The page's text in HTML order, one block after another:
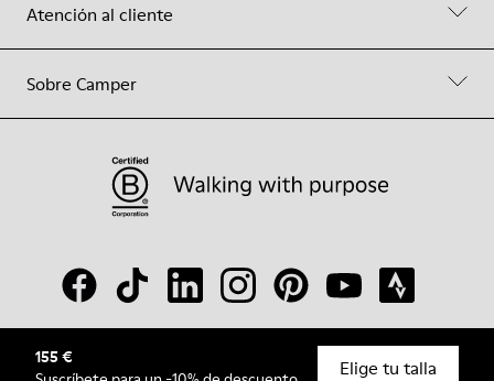
155 €
Elige tu talla
Atención al cliente
Sobre Camper
© Camper, 2026